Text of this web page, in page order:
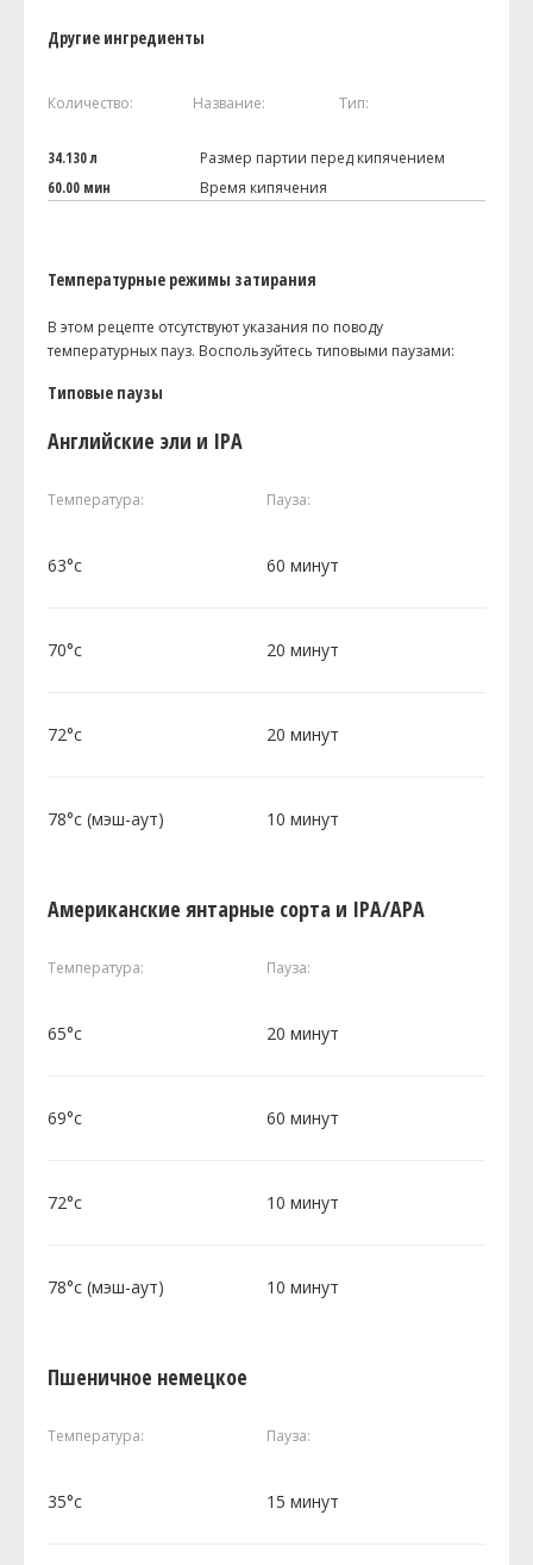
Другие ингредиенты
Количество: Название: Тип:
34.130 л
Размер партии перед кипячением
60.00 мин
Время кипячения
Температурные режимы затирания
В этом рецепте отсутствуют указания по поводу
температурных пауз. Воспользуйтесь типовыми паузами:
Типовые паузы
Английские эли и IPA
Температура: Пауза:
63°c 60 минут
70°c 20 минут
72°c 20 минут
78°c (мэш-аут) 10 минут
Американские янтарные сорта и IPA/APA
Температура: Пауза:
65°c 20 минут
69°c 60 минут
72°c 10 минут
78°c (мэш-аут) 10 минут
Пшеничное немецкое
Температура: Пауза:
35°c 15 минут